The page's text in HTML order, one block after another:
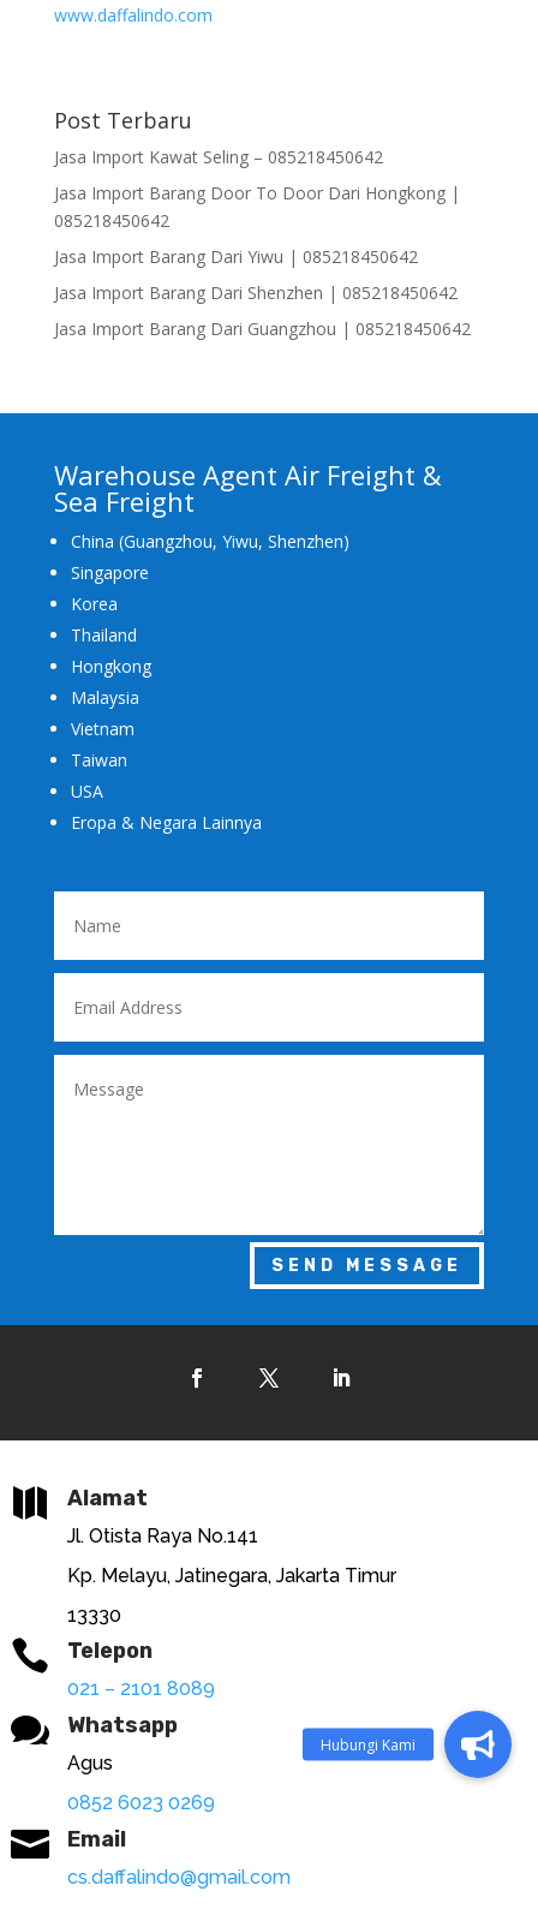
www.daffalindo.com
Post Terbaru
Jasa Import Kawat Seling – 085218450642
Jasa Import Barang Door To Door Dari Hongkong |
085218450642
Jasa Import Barang Dari Yiwu | 085218450642
Jasa Import Barang Dari Shenzhen | 085218450642
Jasa Import Barang Dari Guangzhou | 085218450642
Warehouse Agent Air Freight &
Sea Freight
China (Guangzhou, Yiwu, Shenzhen)
Singapore
Korea
Thailand
Hongkong
Malaysia
Vietnam
Taiwan
USA
Eropa & Negara Lainnya
SEND MESSAGE
 Alamat
Jl. Otista Raya No.141
Kp. Melayu, Jatinegara, Jakarta Timur
13330
 Telepon
021 – 2101 8089
 Whatsapp
Agus
0852 6023 0269
 Email
cs.daffalindo@gmail.com